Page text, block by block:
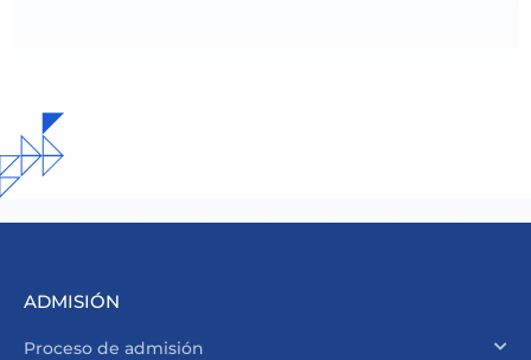
ADMISIÓN
Proceso de admisión